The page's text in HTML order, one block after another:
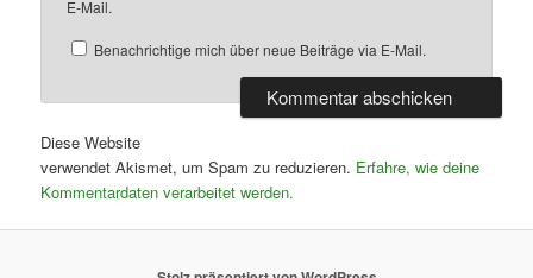
E-Mail.
Benachrichtige mich über neue Beiträge via E-Mail.
Diese Website
verwendet Akismet, um Spam zu reduzieren. Erfahre, wie deine
Kommentardaten verarbeitet werden.